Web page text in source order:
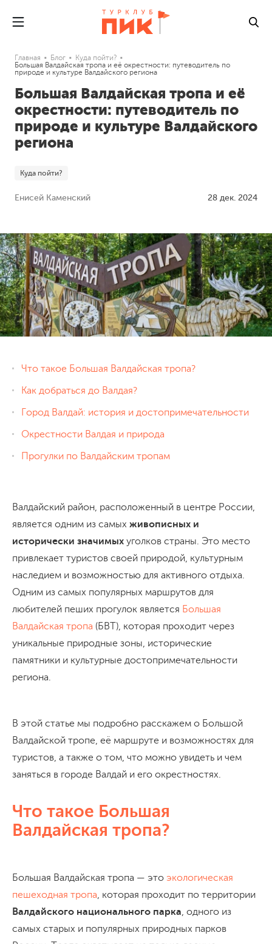
Главная Блог
Куда пойти?
Большая Валдайская тропа и её окрестности: путеводитель по
природе и культуре Валдайского региона
Большая Валдайская тропа и её
окрестности: путеводитель по
природе и культуре Валдайского
региона
Куда пойти?
Енисей Каменский 28 дек. 2024
Что такое Большая Валдайская тропа?
Как добраться до Валдая?
Город Валдай: история и достопримечательности
Окрестности Валдая и природа
Прогулки по Валдайским тропам
Валдайский район, расположенный в центре России,
является одним из самых живописных и
исторически значимых уголков страны. Это место
привлекает туристов своей природой, культурным
наследием и возможностью для активного отдыха.
Одним из самых популярных маршрутов для
любителей пеших прогулок является Большая
Валдайская тропа (БВТ), которая проходит через
уникальные природные зоны, исторические
памятники и культурные достопримечательности
региона.
В этой статье мы подробно расскажем о Большой
Валдайской тропе, её маршруте и возможностях для
туристов, а также о том, что можно увидеть и чем
заняться в городе Валдай и его окрестностях.
Что такое Большая
Валдайская тропа?
Большая Валдайская тропа — это экологическая
пешеходная тропа, которая проходит по территории
Валдайского национального парка, одного из
самых старых и популярных природных парков